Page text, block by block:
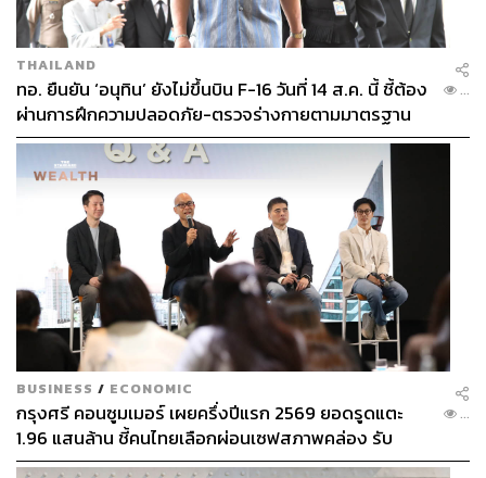
THAILAND
ทอ. ยืนยัน ‘อนุทิน’ ยังไม่ขึ้นบิน F-16 วันที่ 14 ส.ค. นี้ ชี้ต้อง
ผ่านการฝึกความปลอดภัย-ตรวจร่างกายตามมาตรฐาน
ก่อน
...
BUSINESS / ECONOMIC
กรุงศรี คอนซูมเมอร์ เผยครึ่งปีแรก 2569 ยอดรูดแตะ
1.96 แสนล้าน ชี้คนไทยเลือกผ่อนเซฟสภาพคล่อง รับ
เศรษฐกิจผันผวนฉุดผลประกอบการพลาดเป้า
...